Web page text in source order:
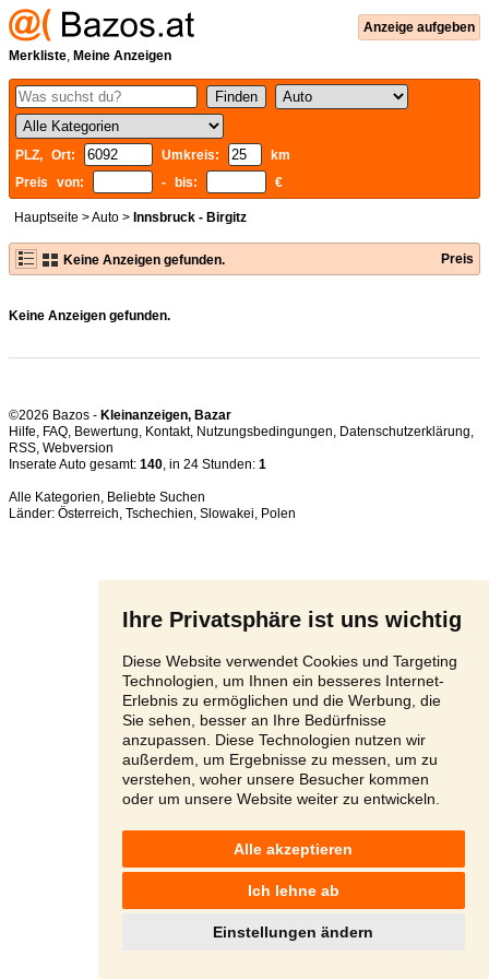
Ihre Privatsphäre ist uns wichtig
Diese Website verwendet Cookies und Targeting
Technologien, um Ihnen ein besseres Internet-
Erlebnis zu ermöglichen und die Werbung, die
Sie sehen, besser an Ihre Bedürfnisse
anzupassen. Diese Technologien nutzen wir
außerdem, um Ergebnisse zu messen, um zu
verstehen, woher unsere Besucher kommen
oder um unsere Website weiter zu entwickeln.
Alle akzeptieren
Ich lehne ab
Einstellungen ändern
Anzeige aufgeben
Merkliste, Meine Anzeigen
PLZ, Ort: Umkreis:
km
Preis von:
- bis: €
Hauptseite >Auto > Innsbruck - Birgitz
Keine Anzeigen gefunden. Preis
Keine Anzeigen gefunden.
©2026 Bazos - Kleinanzeigen, Bazar
Hilfe, FAQ, Bewertung, Kontakt, Nutzungsbedingungen, Datenschutzerklärung,
RSS,
Inserate Auto gesamt: 140, in 24 Stunden: 1
Alle Kategorien, Beliebte Suchen
Länder: Österreich, Tschechien, Slowakei, Polen